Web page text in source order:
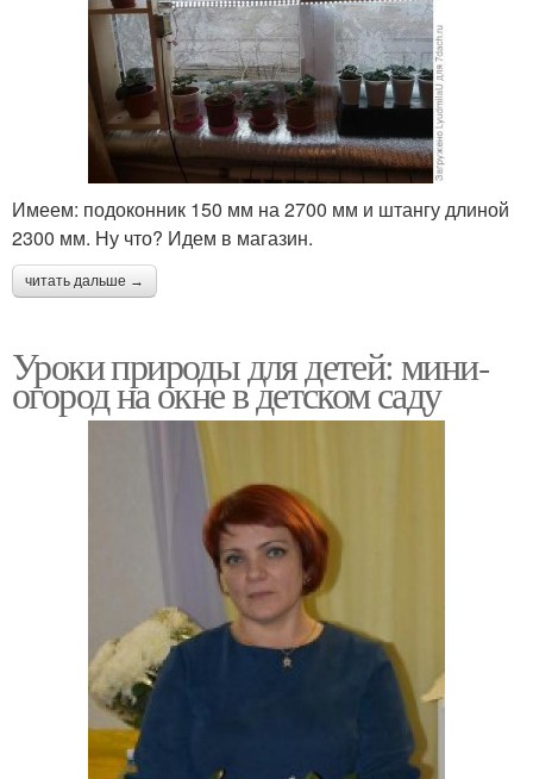
Имеем: подоконник 150 мм на 2700 мм и штангу длиной
2300 мм. Ну что? Идем в магазин.
читать дальше →
Уроки природы для детей: мини-
огород на окне в детском саду